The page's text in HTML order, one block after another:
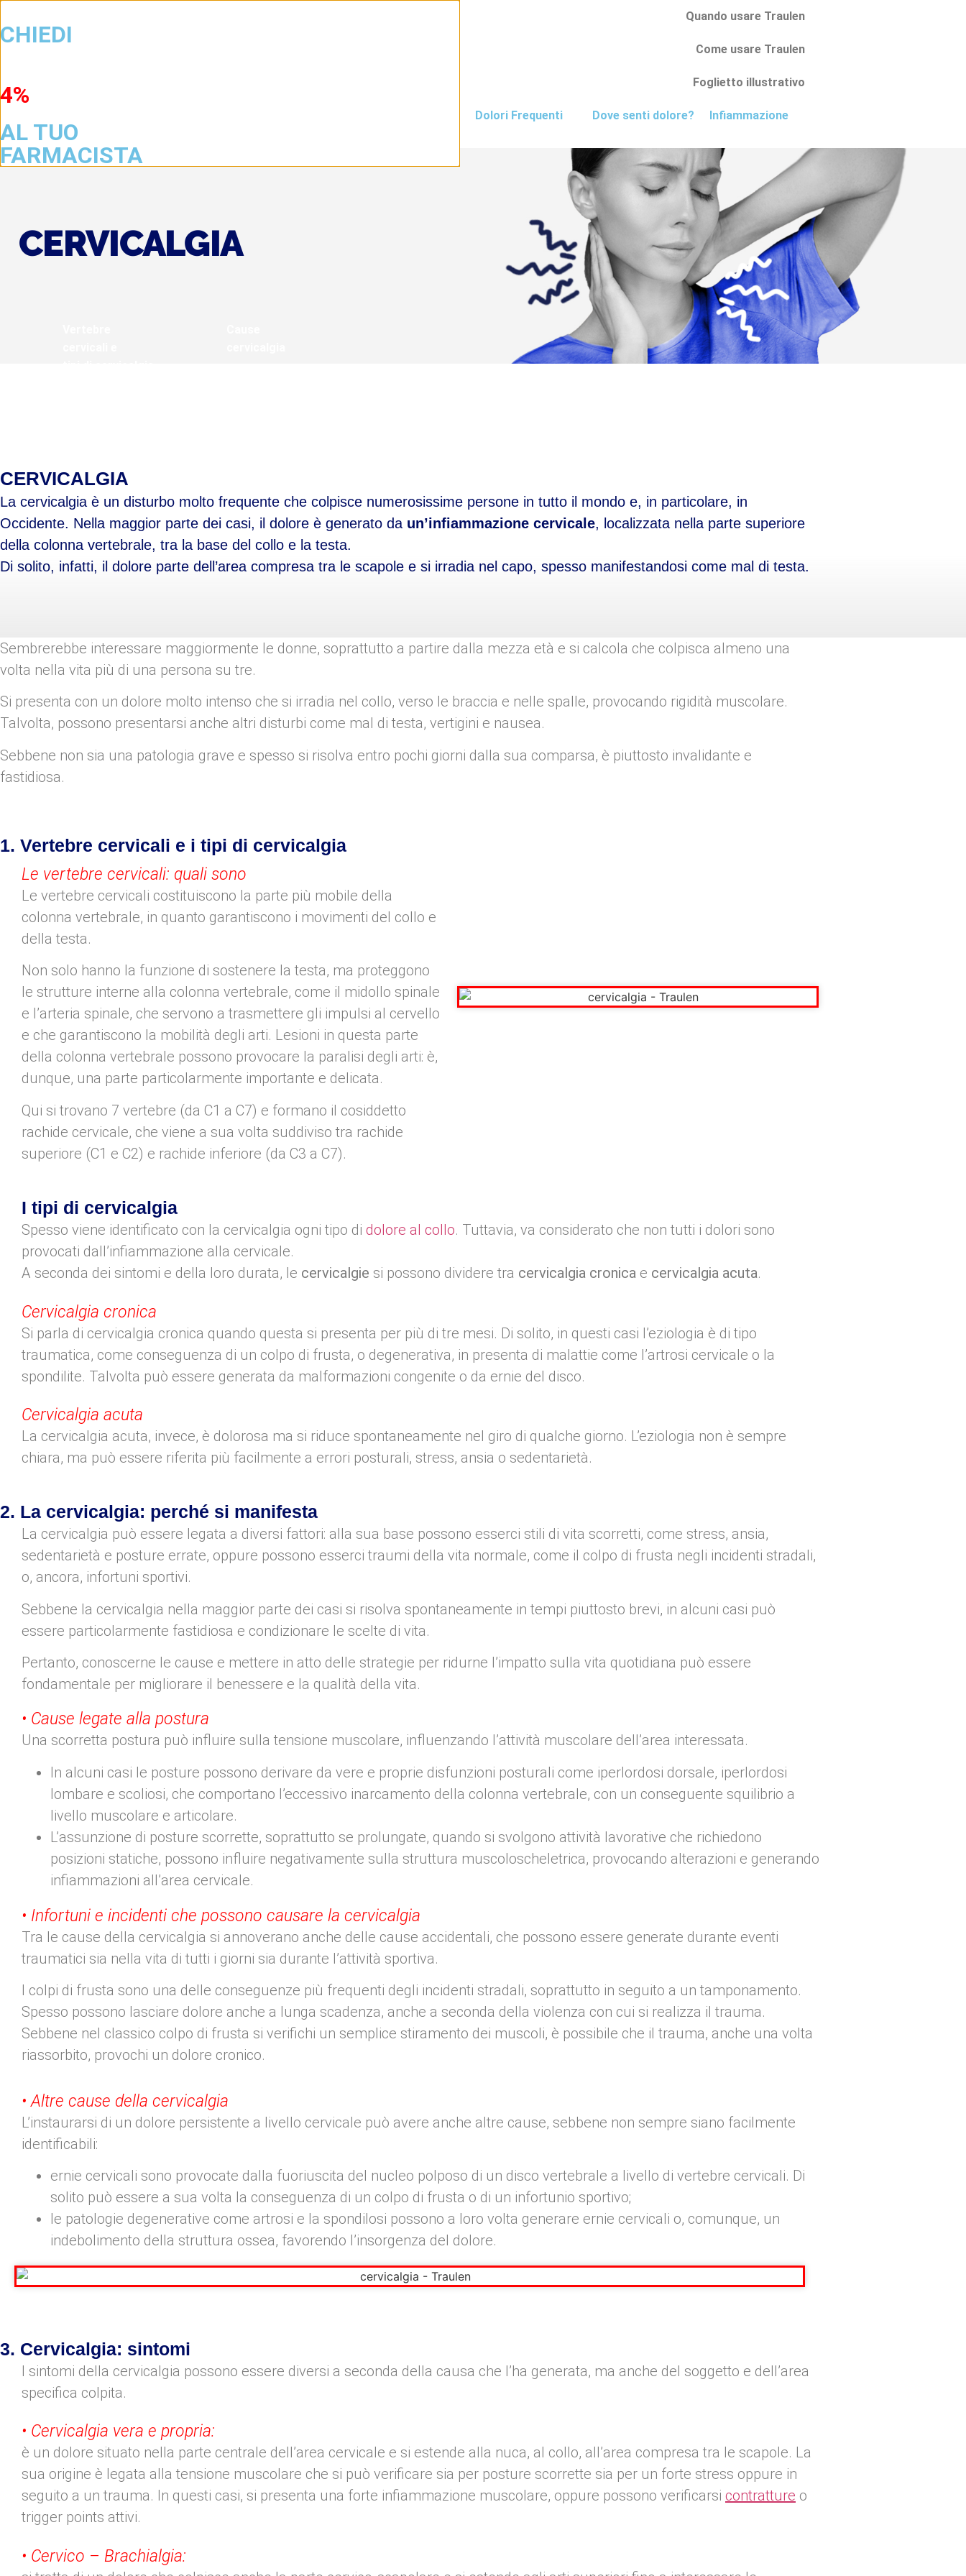
Quando usare Traulen
Come usare Traulen
Foglietto illustrativo
Dolori Frequenti Dove senti dolore? Infiammazione
CERVICALGIA
CERVICALGIA
La cervicalgia è un disturbo molto frequente che colpisce numerosissime persone in tutto il mondo e, in particolare, in
Occidente. Nella maggior parte dei casi, il dolore è generato da un’infiammazione cervicale, localizzata nella parte superiore
della colonna vertebrale, tra la base del collo e la testa.
Di solito, infatti, il dolore parte dell’area compresa tra le scapole e si irradia nel capo, spesso manifestandosi come mal di testa.
Sembrerebbe interessare maggiormente le donne, soprattutto a partire dalla mezza età e si calcola che colpisca almeno una
volta nella vita più di una persona su tre.
Si presenta con un dolore molto intenso che si irradia nel collo, verso le braccia e nelle spalle, provocando rigidità muscolare.
Talvolta, possono presentarsi anche altri disturbi come mal di testa, vertigini e nausea.
Sebbene non sia una patologia grave e spesso si risolva entro pochi giorni dalla sua comparsa, è piuttosto invalidante e
fastidiosa.
1. Vertebre cervicali e i tipi di cervicalgia
Le vertebre cervicali: quali sono
Le vertebre cervicali costituiscono la parte più mobile della
colonna vertebrale, in quanto garantiscono i movimenti del collo e
della testa.
Non solo hanno la funzione di sostenere la testa, ma proteggono
le strutture interne alla colonna vertebrale, come il midollo spinale
e l’arteria spinale, che servono a trasmettere gli impulsi al cervello
e che garantiscono la mobilità degli arti. Lesioni in questa parte
della colonna vertebrale possono provocare la paralisi degli arti: è,
dunque, una parte particolarmente importante e delicata.
Qui si trovano 7 vertebre (da C1 a C7) e formano il cosiddetto
rachide cervicale, che viene a sua volta suddiviso tra rachide
superiore (C1 e C2) e rachide inferiore (da C3 a C7).
I tipi di cervicalgia
Spesso viene identificato con la cervicalgia ogni tipo di dolore al collo. Tuttavia, va considerato che non tutti i dolori sono
provocati dall’infiammazione alla cervicale.
A seconda dei sintomi e della loro durata, le cervicalgie si possono dividere tra cervicalgia cronica e cervicalgia acuta.
Cervicalgia cronica
Si parla di cervicalgia cronica quando questa si presenta per più di tre mesi. Di solito, in questi casi l’eziologia è di tipo
traumatica, come conseguenza di un colpo di frusta, o degenerativa, in presenta di malattie come l’artrosi cervicale o la
spondilite. Talvolta può essere generata da malformazioni congenite o da ernie del disco.
Cervicalgia acuta
La cervicalgia acuta, invece, è dolorosa ma si riduce spontaneamente nel giro di qualche giorno. L’eziologia non è sempre
chiara, ma può essere riferita più facilmente a errori posturali, stress, ansia o sedentarietà.
2. La cervicalgia: perché si manifesta
La cervicalgia può essere legata a diversi fattori: alla sua base possono esserci stili di vita scorretti, come stress, ansia,
sedentarietà e posture errate, oppure possono esserci traumi della vita normale, come il colpo di frusta negli incidenti stradali,
o, ancora, infortuni sportivi.
Sebbene la cervicalgia nella maggior parte dei casi si risolva spontaneamente in tempi piuttosto brevi, in alcuni casi può
essere particolarmente fastidiosa e condizionare le scelte di vita.
Pertanto, conoscerne le cause e mettere in atto delle strategie per ridurne l’impatto sulla vita quotidiana può essere
fondamentale per migliorare il benessere e la qualità della vita.
• Cause legate alla postura
Una scorretta postura può influire sulla tensione muscolare, influenzando l’attività muscolare dell’area interessata.
In alcuni casi le posture possono derivare da vere e proprie disfunzioni posturali come iperlordosi dorsale, iperlordosi
lombare e scoliosi, che comportano l’eccessivo inarcamento della colonna vertebrale, con un conseguente squilibrio a
livello muscolare e articolare.
L’assunzione di posture scorrette, soprattutto se prolungate, quando si svolgono attività lavorative che richiedono
posizioni statiche, possono influire negativamente sulla struttura muscoloscheletrica, provocando alterazioni e generando
infiammazioni all’area cervicale.
• Infortuni e incidenti che possono causare la cervicalgia
Tra le cause della cervicalgia si annoverano anche delle cause accidentali, che possono essere generate durante eventi
traumatici sia nella vita di tutti i giorni sia durante l’attività sportiva.
I colpi di frusta sono una delle conseguenze più frequenti degli incidenti stradali, soprattutto in seguito a un tamponamento.
Spesso possono lasciare dolore anche a lunga scadenza, anche a seconda della violenza con cui si realizza il trauma.
Sebbene nel classico colpo di frusta si verifichi un semplice stiramento dei muscoli, è possibile che il trauma, anche una volta
riassorbito, provochi un dolore cronico.
• Altre cause della cervicalgia
L’instaurarsi di un dolore persistente a livello cervicale può avere anche altre cause, sebbene non sempre siano facilmente
identificabili:
ernie cervicali sono provocate dalla fuoriuscita del nucleo polposo di un disco vertebrale a livello di vertebre cervicali. Di
solito può essere a sua volta la conseguenza di un colpo di frusta o di un infortunio sportivo;
le patologie degenerative come artrosi e la spondilosi possono a loro volta generare ernie cervicali o, comunque, un
indebolimento della struttura ossea, favorendo l’insorgenza del dolore.
3. Cervicalgia: sintomi
I sintomi della cervicalgia possono essere diversi a seconda della causa che l’ha generata, ma anche del soggetto e dell’area
specifica colpita.
• Cervicalgia vera e propria:
è un dolore situato nella parte centrale dell’area cervicale e si estende alla nuca, al collo, all’area compresa tra le scapole. La
sua origine è legata alla tensione muscolare che si può verificare sia per posture scorrette sia per un forte stress oppure in
seguito a un trauma. In questi casi, si presenta una forte infiammazione muscolare, oppure possono verificarsi contratture o
trigger points attivi.
• Cervico – Brachialgia:
CHIEDI
4%
AL TUO
FARMACISTA